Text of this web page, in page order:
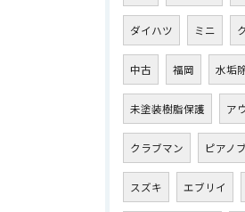
ダイハツ ミニ
中古 福岡 水垢
未塗装樹脂保護 ア
クラブマン ピアノ
スズキ エブリイ